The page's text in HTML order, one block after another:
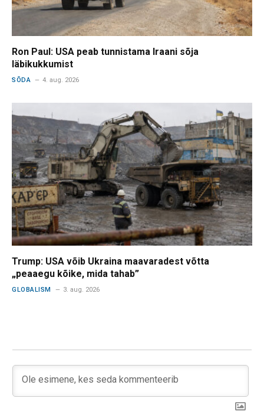
Ron Paul: USA peab tunnistama Iraani sõja
läbikukkumist
SÕDA 4. aug. 2026
Trump: USA võib Ukraina maavaradest võtta
„peaaegu kõike, mida tahab”
GLOBALISM 3. aug. 2026